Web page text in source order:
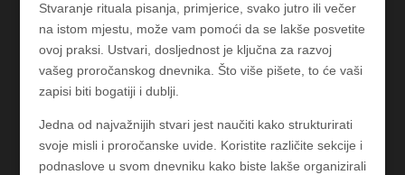
Stvaranje rituala pisanja, primjerice, svako jutro ili večer
na istom mjestu, može vam pomoći da se lakše posvetite
ovoj praksi. Ustvari, dosljednost je ključna za razvoj
vašeg proročanskog dnevnika. Što više pišete, to će vaši
zapisi biti bogatiji i dublji.
Jedna od najvažnijih stvari jest naučiti kako strukturirati
svoje misli i proročanske uvide. Koristite različite sekcije i
podnaslove u svom dnevniku kako biste lakše organizirali